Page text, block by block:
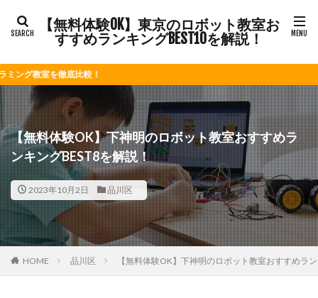
【無料体験OK】東京のロボット教室お
すすめランキングBEST10を解説！
較！
【無料体験OK】下神明のロボット教室おすすめラ
ンキングBEST8を解説！
2023年10月2日 品川区
HOME 品川区 【無料体験OK】下神明のロボット教室おすすめラ